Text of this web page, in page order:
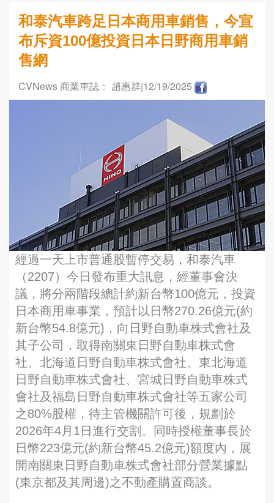
和泰汽車跨足日本商用車銷售，今宣
布斥資100億投資日本日野商用車銷
售網
CVNews 商業車誌： 趙惠群|12/19/2025
經過一天上市普通股暫停交易，和泰汽車
（2207）今日發布重大訊息，經董事會決
議，將分兩階段總計約新台幣100億元，投資
日本商用車事業，預計以日幣270.26億元(約
新台幣54.8億元)，向日野自動車株式會社及
其子公司，取得南關東日野自動車株式會
社、北海道日野自動車株式會社、東北海道
日野自動車株式會社、宮城日野自動車株式
會社及福島日野自動車株式會社等五家公司
之80%股權，待主管機關許可後，規劃於
2026年4月1日進行交割。同時授權董事長於
日幣223億元(約新台幣45.2億元)額度內，展
開南關東日野自動車株式會社部分營業據點
(東京都及其周邊)之不動產購置商談。